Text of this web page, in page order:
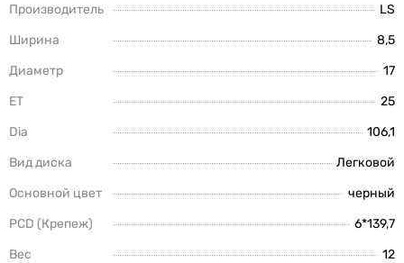
Производитель
LS
Ширина
8,5
Диаметр
17
ET
25
Dia
106,1
Вид диска
Легковой
Основной цвет
черный
PCD (Крепеж)
6*139,7
Вес
12